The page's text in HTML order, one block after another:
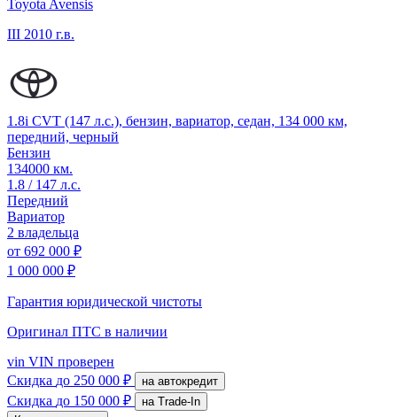
Toyota Avensis
III 2010 г.в.
1.8i CVT (147 л.с.), бензин, вариатор, седан, 134 000 км,
передний, черный
Бензин
134000 км.
1.8 / 147 л.с.
Передний
Вариатор
2 владельца
от 692 000 ₽
1 000 000 ₽
Гарантия юридической чистоты
Оригинал ПТС в наличии
vin VIN проверен
Скидка до 250 000 ₽ на автокредит
Скидка до 150 000 ₽
на Trade-In